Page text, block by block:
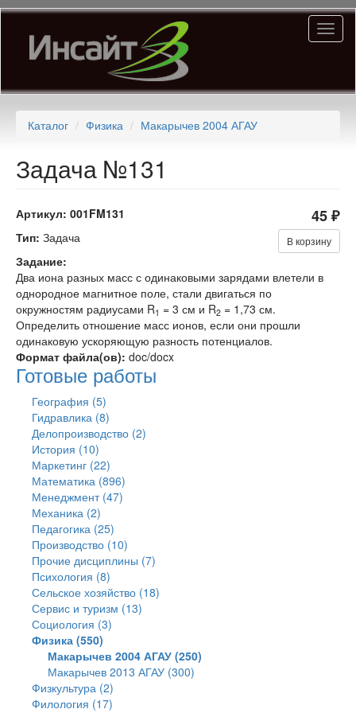
Перейти
основному
содержанию
Каталог Физика Макарычев 2004 АГАУ
Задача №131
Артикул: 001FM131 45 ₽
В корзину
Тип: Задача
Задание:
Два иона разных масс с одинаковыми зарядами влетели в
однородное магнитное поле, стали двигаться по
окружностям радиусами R1 = 3 см и R2 = 1,73 см.
Определить отношение масс ионов, если они прошли
одинаковую ускоряющую разность потенциалов.
Формат файла(ов): doc/docx
Готовые работы
География (5)
Гидравлика (8)
Делопроизводство (2)
История (10)
Маркетинг (22)
Математика (896)
Менеджмент (47)
Механика (2)
Педагогика (25)
Производство (10)
Прочие дисциплины (7)
Психология (8)
Сельское хозяйство (18)
Сервис и туризм (13)
Социология (3)
Физика (550)
Макарычев 2004 АГАУ (250)
Макарычев 2013 АГАУ (300)
Физкультура (2)
Филология (17)